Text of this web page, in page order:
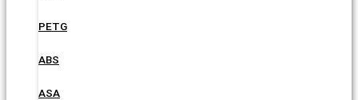
PETG
ABS
ASA